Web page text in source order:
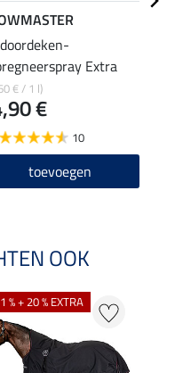
Extra
€ / 1 l)
€
10
toevoegen
OOK
% + 20 % EXTRA